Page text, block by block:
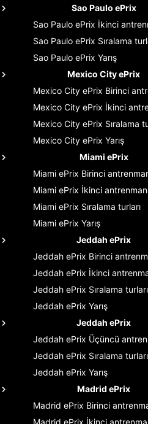
Sao Paulo ePrix
Sao Paulo ePrix İkinci
Sao Paulo ePrix Sıralama
Sao Paulo ePrix Yarış
Mexico City ePrix
Mexico City ePrix Birinci
Mexico City ePrix İkinci
Mexico City ePrix Sıralama
Mexico City ePrix Yarış
Miami ePrix
Miami ePrix Birinci
Miami ePrix İkinci antrenman
Miami ePrix Sıralama turları
Miami ePrix Yarış
Jeddah ePrix
Jeddah ePrix Birinci
Jeddah ePrix İkinci
Jeddah ePrix Sıralama turları
Jeddah ePrix Yarış
Jeddah ePrix
Jeddah ePrix Üçüncü
Jeddah ePrix Sıralama turları
Jeddah ePrix Yarış
Madrid ePrix
Madrid ePrix Birinci
Madrid ePrix İkinci